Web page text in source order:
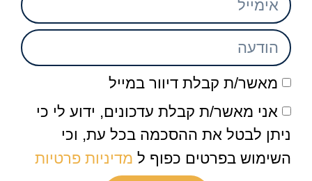
מאשר/ת קבלת דיוור במייל
אני מאשר/ת קבלת עדכונים, ידוע לי כי
ניתן לבטל את ההסכמה בכל עת, וכי
השימוש בפרטים כפוף ל מדיניות פרטיות